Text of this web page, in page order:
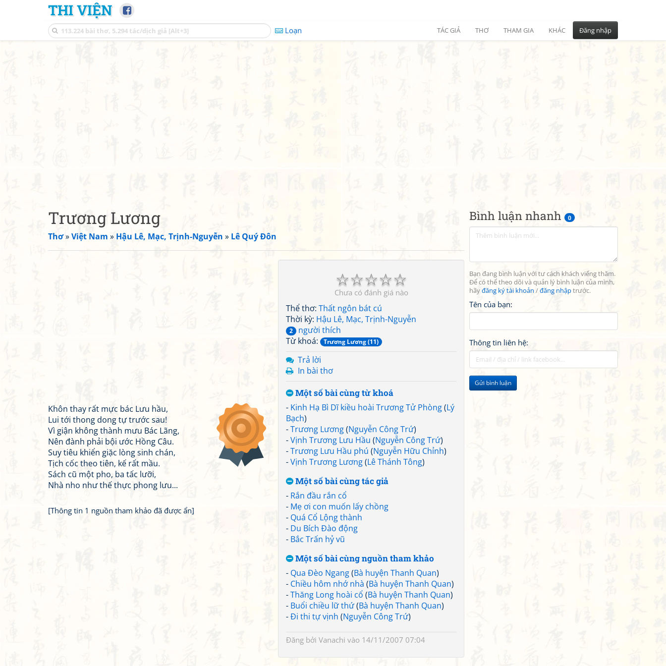
THI VIỆN
Loạn TÁC GIẢ THƠ THAM GIA KHÁC Đăng nhập
Bình luận nhanh 0
Bạn đang bình luận với tư cách khách viếng thăm.
Để có thể theo dõi và quản lý bình luận của mình,
hãyđăng ký tài khoản /đăng nhậptrước.
Tên của bạn:
Thông tin liên hệ:
Gửi bình luận
Trương Lương
Thơ»Việt Nam » Hậu Lê, Mạc, Trịnh-Nguyễn » Lê Quý Đôn
☆
☆
☆
☆
☆
Chưa có đánh giá nào
Thể thơ: Thất ngôn bát cú
Thời kỳ: Hậu Lê, Mạc, Trịnh-Nguyễn
2
người thích
Từ khoá:
Trương Lương (11)
Trả lời
In bài thơ
Một số bài cùng từ khoá
- Kinh Hạ Bì Dĩ kiều hoài Trương Tử Phòng(Lý
Bạch)
-Trương Lương(Nguyễn Công Trứ)
-Vịnh Trương Lưu Hầu (Nguyễn Công Trứ)
-Trương Lưu Hầu phú (Nguyễn Hữu Chỉnh)
-Vịnh Trương Lương(Lê Thánh Tông)
Một số bài cùng tác giả
- Rắn đầu rắn cổ
- Mẹ ơi con muốn lấy chồng
- Quá Cổ Lộng thành
- Du Bích Đào động
- Bắc Trấn hỷ vũ
Một số bài cùng nguồn tham khảo
- Qua Đèo Ngang(Bà huyện Thanh Quan)
- Chiều hôm nhớ nhà (Bà huyện Thanh Quan)
-Thăng Long hoài cổ (Bà huyện Thanh Quan)
- Buổi chiều lữ thứ(Bà huyện Thanh Quan)
-Đi thi tự vịnh (Nguyễn Công Trứ)
Đăng bởi Vanachi vào 14/11/2007 07:04
Khôn thay rất mực bác Lưu hầu,
Lui tới thong dong tự trước sau!
Vì giận không thành mưu Bác Lãng,
Nên đành phải bội ước Hồng Câu.
Suy tiêu khiển giặc lòng sinh chán,
Tịch cốc theo tiên, kế rất mầu.
Sách cũ một pho, ba tấc lưỡi,
Nhà nho như thế thực phong lưu...
[Thông tin 1 nguồn tham khảo đã được ẩn]